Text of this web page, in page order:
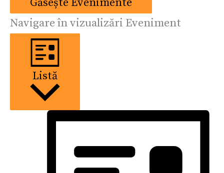
Navigare în vizualizări Eveniment
Listă